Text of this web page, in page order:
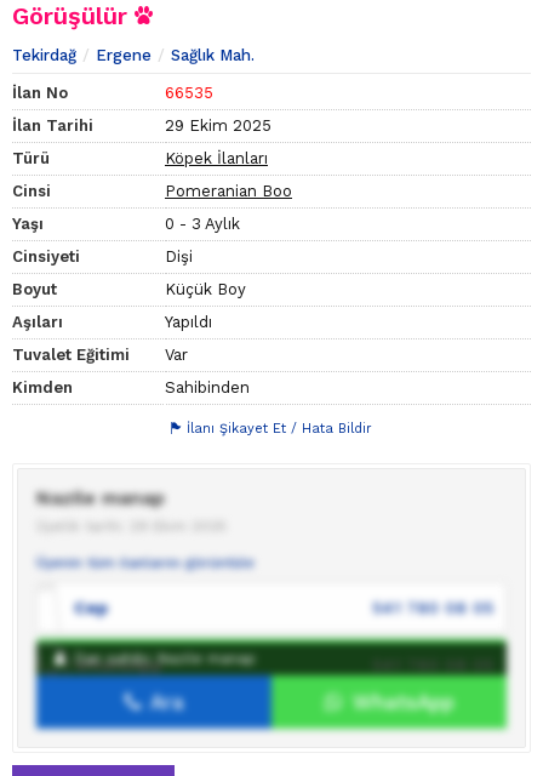
Görüşülür
Tekirdağ Ergene Sağlık Mah.
İlan No
66535
İlan Tarihi
29 Ekim 2025
Türü
Köpek İlanları
Cinsi
Pomeranian Boo
Yaşı
0 - 3 Aylık
Cinsiyeti
Dişi
Boyut
Küçük Boy
Aşıları
Yapıldı
Tuvalet Eğitimi
Var
Kimden
Sahibinden
İlanı Şikayet Et / Hata Bildir
Nazile manap
Üyenin tüm ilanlarını görüntüle
Cep 541 780 08 05
WhatsApp
İlan sahibine mesaj gönder
İlan sahibi: Nazile manap
Ara WhatsApp